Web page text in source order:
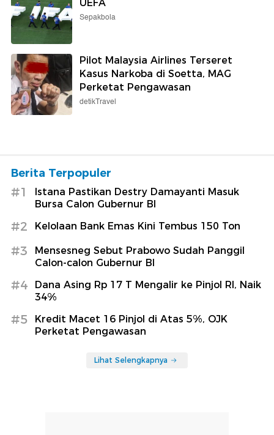
UEFA
Sepakbola
Pilot Malaysia Airlines Terseret
Kasus Narkoba di Soetta, MAG
Perketat Pengawasan
detikTravel
Berita Terpopuler
#1
Istana Pastikan Destry Damayanti Masuk
Bursa Calon Gubernur BI
#2 Kelolaan Bank Emas Kini Tembus 150 Ton
#3
Mensesneg Sebut Prabowo Sudah Panggil
Calon-calon Gubernur BI
#4
Dana Asing Rp 17 T Mengalir ke Pinjol RI, Naik
34%
#5
Kredit Macet 16 Pinjol di Atas 5%, OJK
Perketat Pengawasan
Lihat Selengkapnya